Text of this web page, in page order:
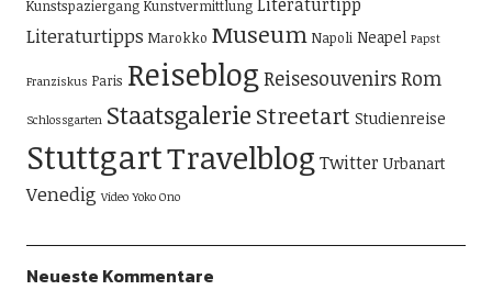
Kunstspaziergang Kunstvermittlung
Literaturtipps Marokko Museum Napoli Neapel Papst
Franziskus Paris Reiseblog ReisesouvenirsRom
Schlossgarten Staatsgalerie Streetart Studienreise
StuttgartTravelblog Twitter Urbanart
Venedig Video Yoko Ono
Neueste Kommentare